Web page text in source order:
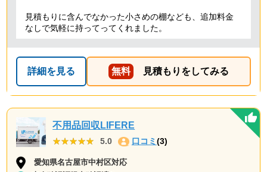
見積もりに含んでなかった小さめの棚なども、追加料金
なしで気軽に持ってってくれました。
詳細を見る 無料 見積もりをしてみる
不用品回収LIFERE
★★★★★
★★★★★ 5.0 口コミ (3)
愛知県名古屋市中村区対応